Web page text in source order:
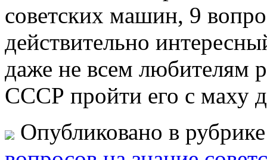
советских машин, 9
действительно
даже не всем любителям
СССР пройти его с маху
Опубликовано в